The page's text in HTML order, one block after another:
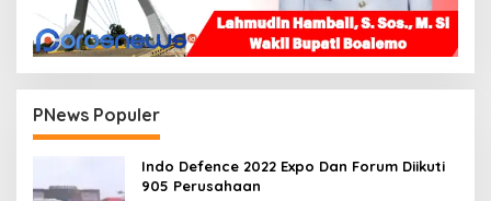
PNews Populer
Indo Defence 2022 Expo Dan Forum Diikuti
905 Perusahaan